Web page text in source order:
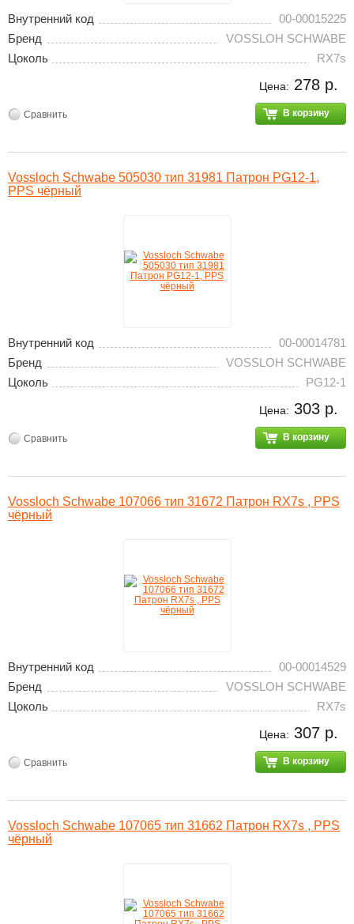
Внутренний код
00-00015225
Бренд
VOSSLOH SCHWABE
Цоколь
RX7s
Цена: 278 р.
В корзину
Сравнить
Vossloch Schwabe 505030 тип 31981 Патрон PG12-1,
PPS чёрный
Внутренний код
00-00014781
Бренд
VOSSLOH SCHWABE
Цоколь
PG12-1
Цена: 303 р.
В корзину
Сравнить
Vossloch Schwabe 107066 тип 31672 Патрон RX7s , PPS
чёрный
Внутренний код
00-00014529
Бренд
VOSSLOH SCHWABE
Цоколь
RX7s
Цена: 307 р.
В корзину
Сравнить
Vossloch Schwabe 107065 тип 31662 Патрон RX7s , PPS
чёрный